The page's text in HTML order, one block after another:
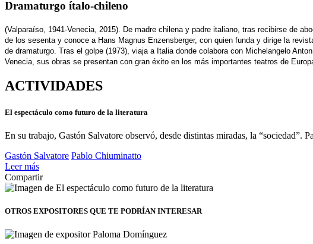
Dramaturgo ítalo-chileno
(Valparaíso, 1941-Venecia, 2015)​. De madre chilena y padre italiano, tras recibirse de
de los sesenta y conoce a Hans Magnus Enzensberger, con quien funda y dirige la
de dramaturgo. Tras el golpe (1973), viaja a Italia donde colabora con Michelangelo
Venecia, sus obras se presentan con gran éxito en los más importantes teatros de
ACTIVIDADES
El espectáculo como futuro de la literatura
En su trabajo, Gastón Salvatore observó, desde distintas miradas, la “sociedad”.
Gastón Salvatore Pablo Chiuminatto
Leer más
Compartir
OTROS EXPOSITORES QUE TE PODRÍAN INTERESAR